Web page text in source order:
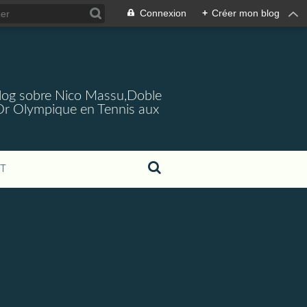
Connexion + Créer mon blog
sobre Nico Massu,Doble
Olympique en Tennis aux